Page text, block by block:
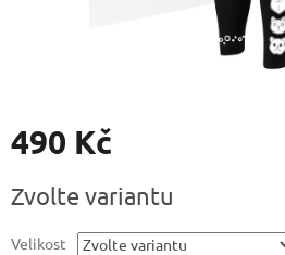
490 Kč
cena:
Zvolte variantu
Velikost